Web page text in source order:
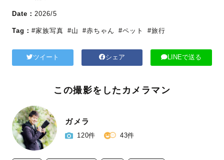
Date： 2026/5
Tag： #家族写真 #山 #赤ちゃん #ペット #旅行
ツイート シェア LINEで送る
この撮影をしたカメラマン
ガメラ
120件 43件